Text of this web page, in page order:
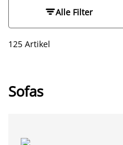
oder besuche ein JYSK-
unsere verschiedenen Sofas
Alle Filter
125 Artikel
Sofas